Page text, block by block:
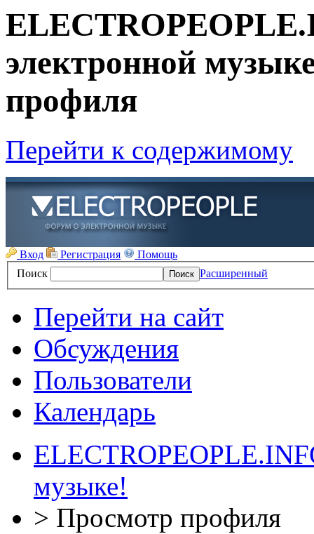
электронной
профиля
Перейти к содержимому
Вход Регистрация
Помощь
Поиск
Расширенный
Перейти на сайт
Обсуждения
Пользователи
Календарь
музыке!
> Просмотр профиля